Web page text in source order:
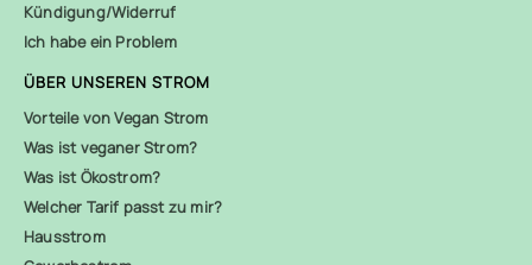
Kündigung/Widerruf
Ich habe ein Problem
ÜBER UNSEREN STROM
Vorteile von Vegan Strom
Was ist veganer Strom?
Was ist Ökostrom?
Welcher Tarif passt zu mir?
Hausstrom